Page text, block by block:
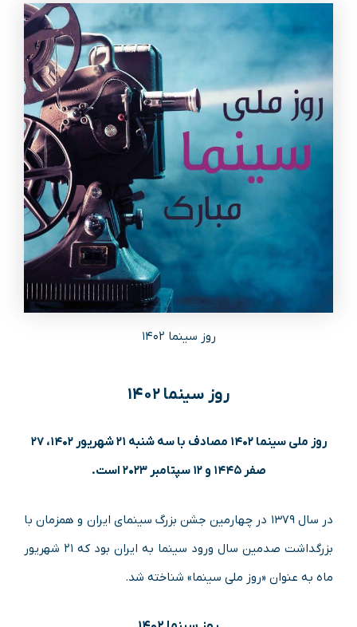
روز سینما ۱۴۰۲
روز سینما ۱۴۰۲
روز ملی سینما ۱۴۰۲ مصادف با سه شنبه ۲۱ شهریور ۱۴۰۲، ۲۷
صفر ۱۴۴۵ و ۱۲ سپتامبر ۲۰۲۳ است.
در سال ۱۳۷۹ در چهارمین جشن بزرگ سینمای ایران و همزمان با
بزرگداشت صدمین سال ورود سینما به ایران بود که ۲۱ شهریور
ماه به عنوان «روز ملی سینما» شناخته شد.